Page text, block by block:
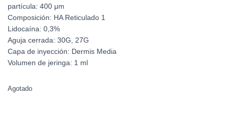
partícula: 400 μm
Composición: HA Reticulado 1
Lidocaína: 0,3%
Aguja cerrada: 30G, 27G
Capa de inyección: Dermis Media
Volumen de jeringa: 1 ml
Agotado